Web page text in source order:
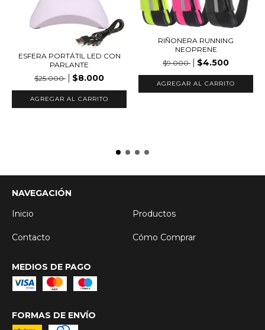
ESFERA PORTÁTIL LED CON
PARLANTE
$25.000
$8.000
AGREGAR AL CARRITO
RIÑONERA RUNNING
NEOPRENE
$9.000
$4.500
AGREGAR AL CARRITO
NAVEGACIÓN
Inicio
Productos
Contacto Cómo Comprar
MEDIOS DE PAGO
FORMAS DE ENVÍO